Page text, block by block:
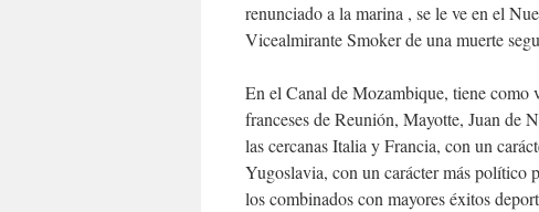
renunciado a la marina , se le ve en el
Vicealmirante Smoker de una muerte
En el Canal de Mozambique, tiene como
franceses de Reunión, Mayotte, Juan de
las cercanas Italia y Francia, con un
Yugoslavia, con un carácter más político
los combinados con mayores éxitos